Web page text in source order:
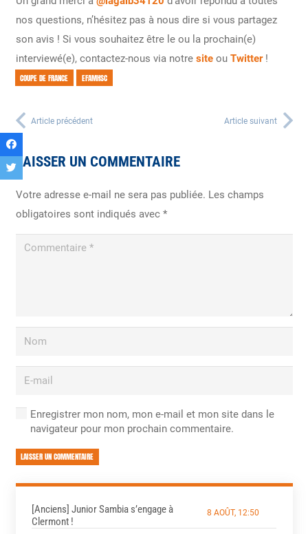
nos questions, n’hésitez pas à nous dire si vous partagez
son avis ! Si vous souhaitez être le ou la prochain(e)
interviewé(e), contactez-nous via notre site ou Twitter!
COUPE DE FRANCE EFAMHSC
Article précédent Article suivant
LAISSER UN COMMENTAIRE
Votre adresse e-mail ne sera pas publiée. Les champs
obligatoires sont indiqués avec *
Enregistrer mon nom, mon e-mail et mon site dans le
navigateur pour mon prochain commentaire.
LAISSER UN COMMENTAIRE
[Anciens] Junior Sambia s’engage à
Clermont !
8 AOÛT, 12:50